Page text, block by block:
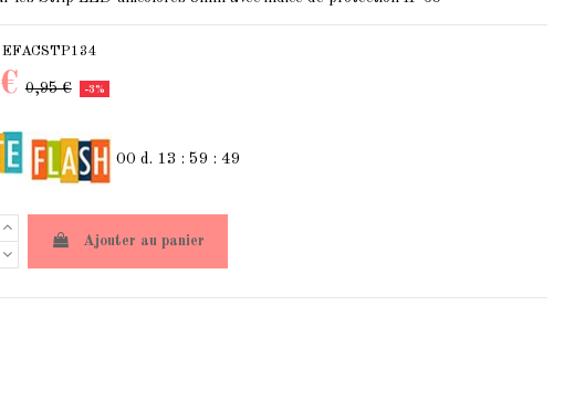
EFACSTP134
0,95 € -3%
00 d. 13 : 59 :49
Ajouter au panier